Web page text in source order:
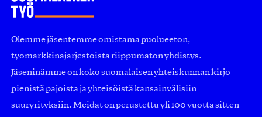
Olemme jäsentemme omistama puolueeton,
työmarkkinajärjestöistä riippumaton yhdistys.
Jäseninämme on koko suomalaisen yhteiskunnan kirjo
pienistä pajoista ja yhteisöistä kansainvälisiin
suuryrityksiin. Meidät on perustettu yli 100 vuotta sitten